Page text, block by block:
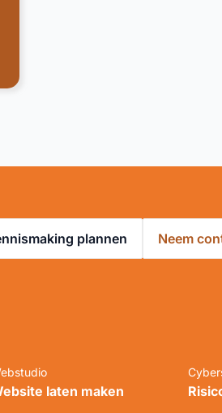
plannen Neem
laten maken